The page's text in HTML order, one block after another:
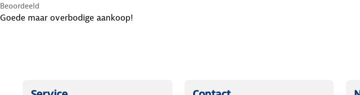
Beoordeeld
Goede maar overbodige aankoop!